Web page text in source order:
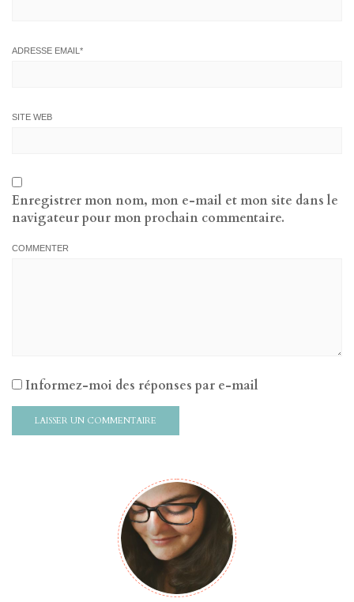
ADRESSE EMAIL *
SITE WEB
Enregistrer mon nom, mon e-mail et mon site dans le
navigateur pour mon prochain commentaire.
COMMENTER
Informez-moi des réponses par e-mail